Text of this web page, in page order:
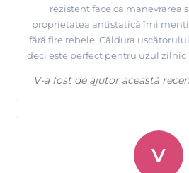
rezistent face ca manevrarea
proprietatea antistatică îmi
fără fire rebele. Căldura
deci este perfect pentru uzul
V-a fost de ajutor această
V